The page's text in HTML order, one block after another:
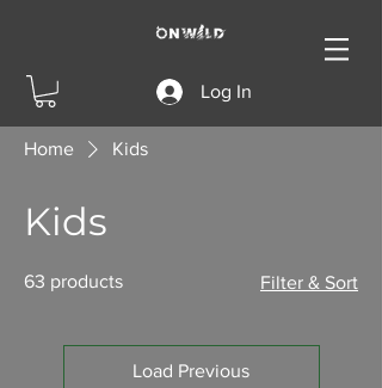
Log In
Home Kids
Kids
63 products Filter & Sort
Load Previous